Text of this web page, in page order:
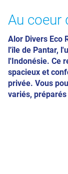
Au coeur
Alor Divers Eco
l'île de Pantar,
l'Indonésie. Ce
spacieux et
privée. Vous
variés,